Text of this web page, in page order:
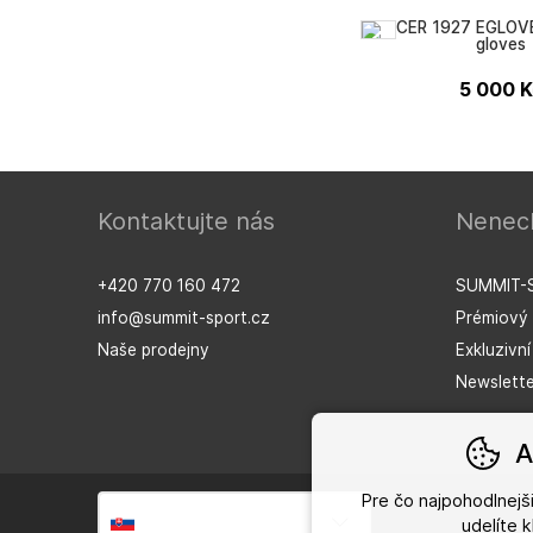
RACER 1927
gloves
5 000
Kontaktujte nás
+420 770 160 472
info@summit-sport.cz
Naše prodejny
SUMMIT-
Pre čo
udelíte